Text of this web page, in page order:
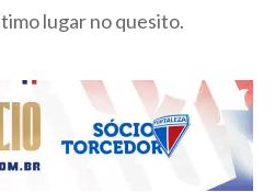
lugar no quesito.